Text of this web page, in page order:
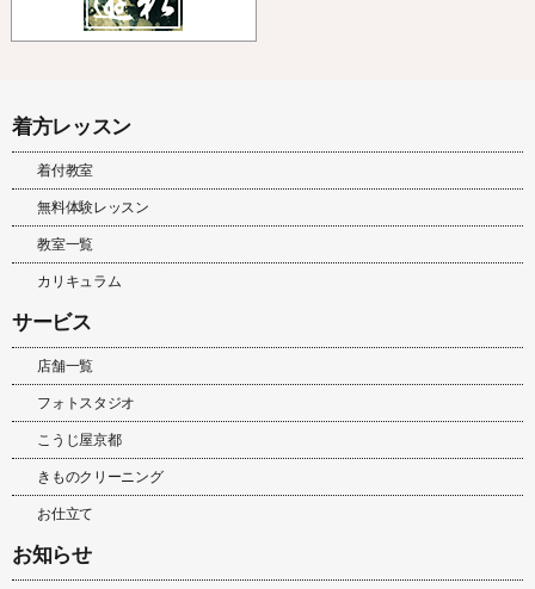
着方レッスン
着付教室
無料体験レッスン
教室一覧
カリキュラム
サービス
店舗一覧
フォトスタジオ
こうじ屋京都
きものクリーニング
お仕立て
お知らせ